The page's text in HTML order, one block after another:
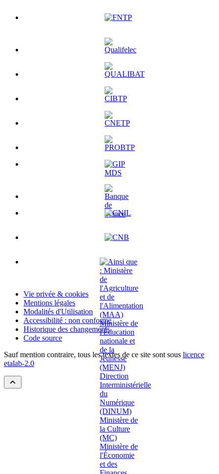
Vie privée & cookies
Mentions légales
Modalités d'Utilisation
Accessibilité : non conforme
Historique des changements
Code source
Sauf mention contraire, tous les textes de ce site sont sous licence
etalab-2.0